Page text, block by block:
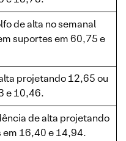
de alta no semanal
suportes em 60,75 e
projetando 12,65 ou
e 10,46.
de alta projetando
em 16,40 e 14,94.